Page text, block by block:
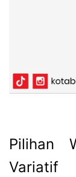
Pilihan
Variatif